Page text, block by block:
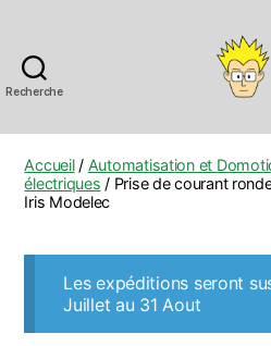
Recherche
Accueil/ Automatisation et
électriques / Prise de courant
Iris Modelec
Les expéditions seront
Juillet au 31 Aout